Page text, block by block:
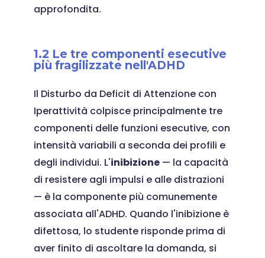
approfondita.
1.2 Le tre componenti esecutive
più fragilizzate nell'ADHD
Il Disturbo da Deficit di Attenzione con
Iperattività colpisce principalmente tre
componenti delle funzioni esecutive, con
intensità variabili a seconda dei profili e
degli individui. L'inibizione— la capacità
di resistere agli impulsi e alle distrazioni
— è la componente più comunemente
associata all'ADHD. Quando l'inibizione è
difettosa, lo studente risponde prima di
aver finito di ascoltare la domanda, si